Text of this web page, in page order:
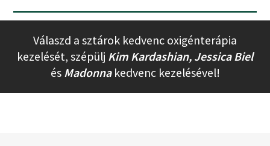
Válaszd a sztárok kedvenc oxigénterápia
kezelését, szépülj Kim Kardashian, Jessica Biel
és Madonnakedvenc kezelésével!